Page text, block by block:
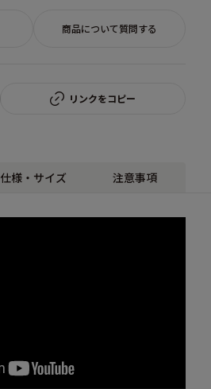
商品について質問する
リンクをコピー
仕様・サイズ 注意事項